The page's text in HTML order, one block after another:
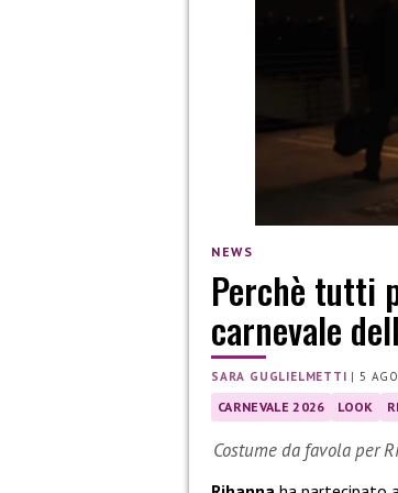
NEWS
Perchè tutti
carnevale
SARA GUGLIELMETTI | 5
CARNEVALE 2026 LOOK
Costume da favola per